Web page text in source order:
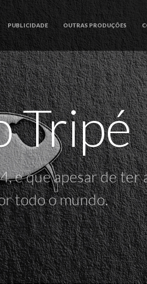
PUBLICIDADE OUTRAS PRODUÇÕES
Tripé
e que apesar de ter
todo o mundo.